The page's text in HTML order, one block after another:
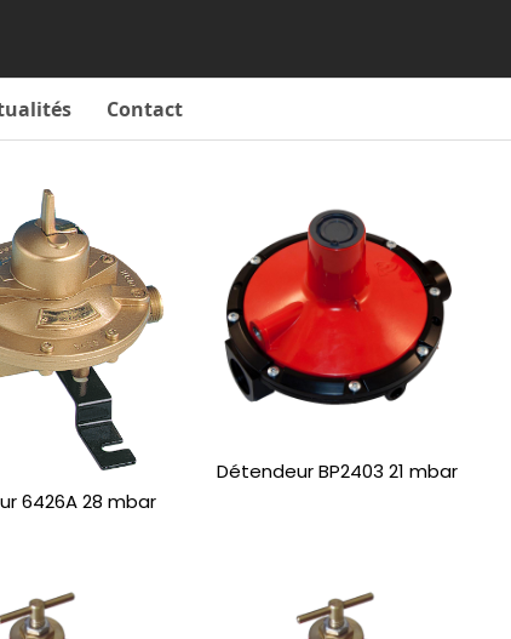
Contact
6426A 28 mbar
Détendeur BP2403 21 mbar